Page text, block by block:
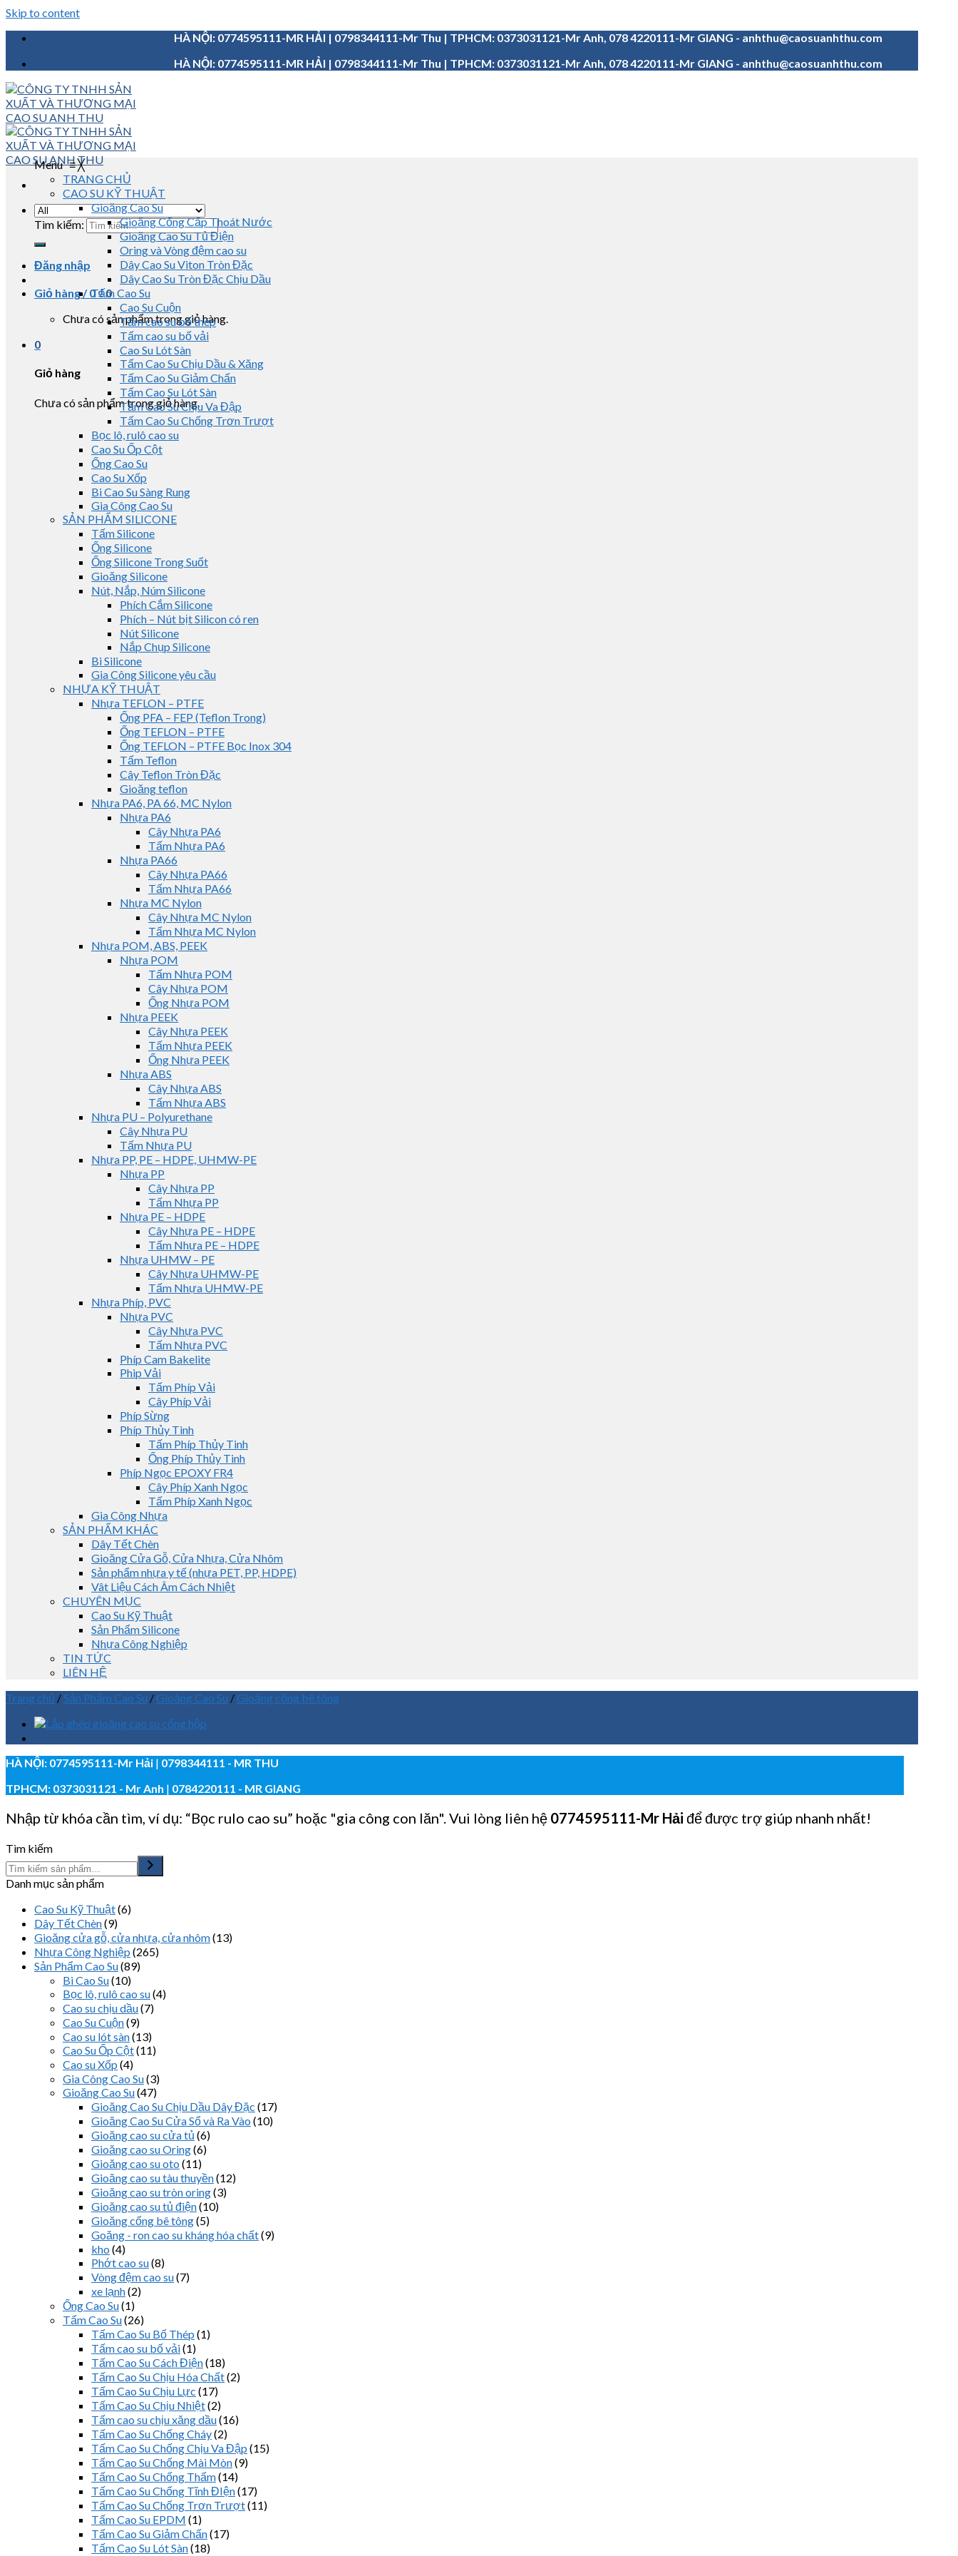
Skip to content
HÀ NỘI: 0774595111-MR HẢI | 0798344111-Mr Thu | TPHCM: 0373031121-Mr Anh, 078 4220111-Mr GIANG - anhthu@caosuanhthu.com
HÀ NỘI: 0774595111-MR HẢI | 0798344111-Mr Thu | TPHCM: 0373031121-Mr Anh, 078 4220111-Mr GIANG - anhthu@caosuanhthu.com
Tìm kiếm:
Đăng nhập
Giỏ hàng /0₫0
Chưa có sản phẩm trong giỏ hàng.
0
Giỏ hàng
Chưa có sản phẩm trong giỏ hàng.
Menu≡╳
TRANG CHỦ
CAO SU KỸ THUẬT
Gioăng Cao Su
Gioăng Cống Cấp Thoát Nước
Gioăng Cao Su Tủ Điện
Oring và Vòng đệm cao su
Dây Cao Su Viton Tròn Đặc
Dây Cao Su Tròn Đặc Chịu Dầu
Tấm Cao Su
Cao Su Cuộn
Tấm cao su bố thép
Tấm cao su bố vải
Cao Su Lót Sàn
Tấm Cao Su Chịu Dầu & Xăng
Tấm Cao Su Giảm Chấn
Tấm Cao Su Lót Sàn
Tấm Cao Su Chịu Va Đập
Tấm Cao Su Chống Trơn Trượt
Bọc lô, rulô cao su
Cao Su Ốp Cột
Ống Cao Su
Cao Su Xốp
Bi Cao Su Sàng Rung
Gia Công Cao Su
SẢN PHẨM SILICONE
Tấm Silicone
Ống Silicone
Ống Silicone Trong Suốt
Gioăng Silicone
Nút, Nắp, Núm Silicone
Phích Cắm Silicone
Phích – Nút bịt Silicon có ren
Nút Silicone
Nắp Chụp Silicone
Bi Silicone
Gia Công Silicone yêu cầu
NHỰA KỸ THUẬT
Nhựa TEFLON – PTFE
Ống PFA – FEP (Teflon Trong)
Ống TEFLON – PTFE
Ống TEFLON – PTFE Bọc Inox 304
Tấm Teflon
Cây Teflon Tròn Đặc
Gioăng teflon
Nhựa PA6, PA 66, MC Nylon
Nhựa PA6
Cây Nhựa PA6
Tấm Nhựa PA6
Nhựa PA66
Cây Nhựa PA66
Tấm Nhựa PA66
Nhựa MC Nylon
Cây Nhựa MC Nylon
Tấm Nhựa MC Nylon
Nhựa POM, ABS, PEEK
Nhựa POM
Tấm Nhựa POM
Cây Nhựa POM
Ống Nhựa POM
Nhựa PEEK
Cây Nhựa PEEK
Tấm Nhựa PEEK
Ống Nhựa PEEK
Nhựa ABS
Cây Nhựa ABS
Tấm Nhựa ABS
Nhựa PU – Polyurethane
Cây Nhựa PU
Tấm Nhựa PU
Nhựa PP, PE – HDPE, UHMW-PE
Nhựa PP
Cây Nhựa PP
Tấm Nhựa PP
Nhựa PE – HDPE
Cây Nhựa PE – HDPE
Tấm Nhựa PE – HDPE
Nhựa UHMW – PE
Cây Nhựa UHMW-PE
Tấm Nhựa UHMW-PE
Nhựa Phíp, PVC
Nhựa PVC
Cây Nhựa PVC
Tấm Nhựa PVC
Phíp Cam Bakelite
Phip Vải
Tấm Phíp Vải
Cây Phíp Vải
Phíp Sừng
Phíp Thủy Tinh
Tấm Phíp Thủy Tinh
Ống Phíp Thủy Tinh
Phíp Ngọc EPOXY FR4
Cây Phíp Xanh Ngọc
Tấm Phíp Xanh Ngọc
Gia Công Nhựa
SẢN PHẨM KHÁC
Dây Tết Chèn
Gioăng Cửa Gỗ, Cửa Nhựa, Cửa Nhôm
Sản phẩm nhựa y tế (nhựa PET, PP, HDPE)
Vât Liệu Cách Âm Cách Nhiệt
CHUYÊN MỤC
Cao Su Kỹ Thuật
Sản Phẩm Silicone
Nhựa Công Nghiệp
TIN TỨC
LIÊN HỆ
Trang chủ /Sản Phẩm Cao Su / Gioăng Cao Su / Gioăng cống bê tông
HÀ NỘI: 0774595111-Mr Hải | 0798344111 - MR THU
TPHCM: 0373031121 - Mr Anh | 0784220111 - MR GIANG
Nhập từ khóa cần tìm, ví dụ: “Bọc rulo cao su” hoặc "gia công con lăn". Vui lòng liên hệ 0774595111-Mr Hải để được trợ giúp nhanh nhất!
Tìm kiếm
Danh mục sản phẩm
Cao Su Kỹ Thuật(6)
Dây Tết Chèn(9)
Gioăng cửa gỗ, cửa nhựa, cửa nhôm(13)
Nhựa Công Nghiệp (265)
Sản Phẩm Cao Su(89)
Bi Cao Su(10)
Bọc lô, rulô cao su(4)
Cao su chịu dầu(7)
Cao Su Cuộn(9)
Cao su lót sàn(13)
Cao Su Ốp Cột(11)
Cao su Xốp (4)
Gia Công Cao Su(3)
Gioăng Cao Su(47)
Gioăng Cao Su Chịu Dầu Dây Đặc (17)
Gioăng Cao Su Cửa Sổ và Ra Vào (10)
Gioăng cao su cửa tủ (6)
Gioăng cao su Oring(6)
Gioăng cao su oto (11)
Gioăng cao su tàu thuyền(12)
Gioăng cao su tròn oring(3)
Gioăng cao su tủ điện(10)
Gioăng cống bê tông(5)
Goăng - ron cao su kháng hóa chất(9)
kho (4)
Phớt cao su(8)
Vòng đệm cao su(7)
xe lạnh(2)
Ống Cao Su(1)
Tấm Cao Su(26)
Tấm Cao Su Bố Thép (1)
Tấm cao su bố vải(1)
Tấm Cao Su Cách Điện(18)
Tấm Cao Su Chịu Hóa Chất(2)
Tấm Cao Su Chịu Lực (17)
Tấm Cao Su Chịu Nhiệt(2)
Tấm cao su chịu xăng dầu(16)
Tấm Cao Su Chống Cháy(2)
Tấm Cao Su Chống Chịu Va Đập (15)
Tấm Cao Su Chống Mài Mòn(9)
Tấm Cao Su Chống Thấm(14)
Tấm Cao Su Chống Tĩnh ĐIện(17)
Tấm Cao Su Chống Trơn Trượt(11)
Tấm Cao Su EPDM (1)
Tấm Cao Su Giảm Chấn(17)
Tấm Cao Su Lót Sàn(18)